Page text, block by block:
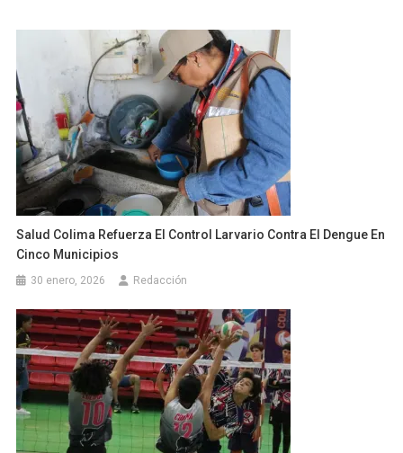
Salud Colima Refuerza El Control Larvario Contra El Dengue En
Cinco Municipios
30 enero, 2026 Redacción